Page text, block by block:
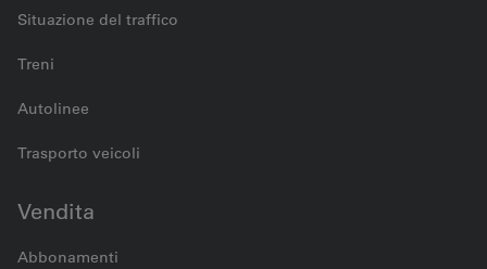
Situazione del traffico
Treni
Autolinee
Trasporto veicoli
Vendita
Abbonamenti